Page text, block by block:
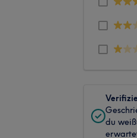
du